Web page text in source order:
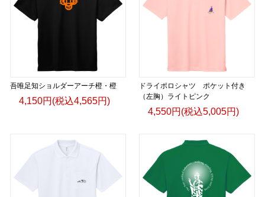
吾唯足知ショルダーアーチ橙・橙
4,150円(税込4,565円)
ドライポロシャツ ポケット付き
（左胸）ライトピンク
4,550円(税込5,005円)